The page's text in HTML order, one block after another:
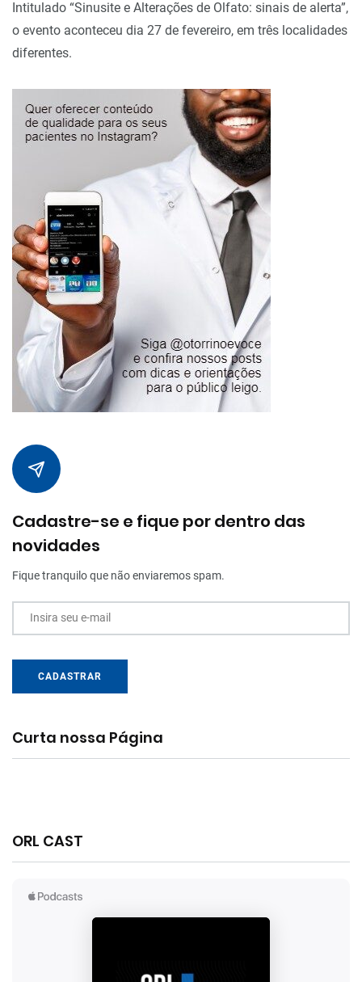
Intitulado “Sinusite e Alterações de Olfato: sinais de alerta”,
o evento aconteceu dia 27 de fevereiro, em três localidades
diferentes.
Cadastre-se e fique por dentro das
novidades
Fique tranquilo que não enviaremos spam.
Insira seu e-mail
CADASTRAR
Curta nossa Página
ORL CAST